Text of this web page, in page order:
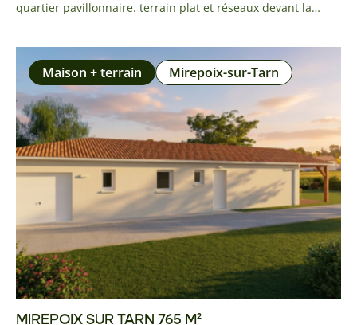
quartier pavillonnaire. terrain plat et réseaux devant la
premiers centre commerciaux d'Albi.
Maison + terrain Mirepoix-sur-Tarn
MIREPOIX SUR TARN 765 M²